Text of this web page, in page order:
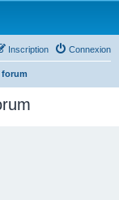
Connexion
Inscription